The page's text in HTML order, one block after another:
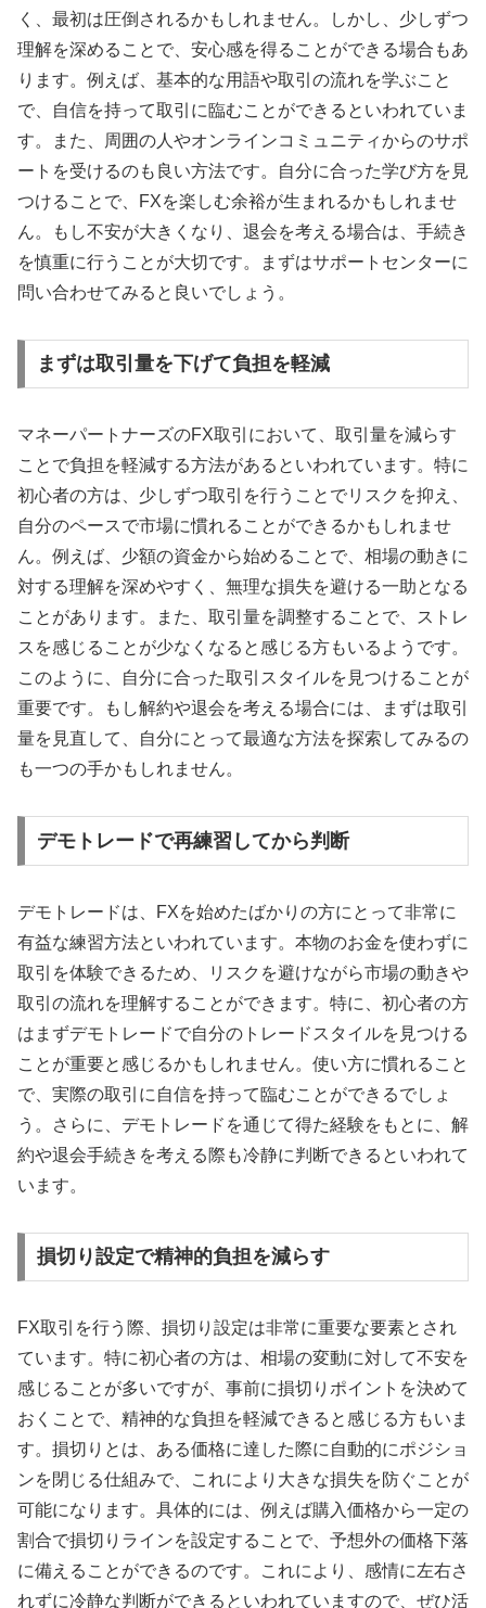
く、最初は圧倒されるかもしれません。しかし、少しずつ
理解を深めることで、安心感を得ることができる場合もあ
ります。例えば、基本的な用語や取引の流れを学ぶこと
で、自信を持って取引に臨むことができるといわれていま
す。また、周囲の人やオンラインコミュニティからのサポ
ートを受けるのも良い方法です。自分に合った学び方を見
つけることで、FXを楽しむ余裕が生まれるかもしれませ
ん。もし不安が大きくなり、退会を考える場合は、手続き
を慎重に行うことが大切です。まずはサポートセンターに
問い合わせてみると良いでしょう。
まずは取引量を下げて負担を軽減
マネーパートナーズのFX取引において、取引量を減らす
ことで負担を軽減する方法があるといわれています。特に
初心者の方は、少しずつ取引を行うことでリスクを抑え、
自分のペースで市場に慣れることができるかもしれませ
ん。例えば、少額の資金から始めることで、相場の動きに
対する理解を深めやすく、無理な損失を避ける一助となる
ことがあります。また、取引量を調整することで、ストレ
スを感じることが少なくなると感じる方もいるようです。
このように、自分に合った取引スタイルを見つけることが
重要です。もし解約や退会を考える場合には、まずは取引
量を見直して、自分にとって最適な方法を探索してみるの
も一つの手かもしれません。
デモトレードで再練習してから判断
デモトレードは、FXを始めたばかりの方にとって非常に
有益な練習方法といわれています。本物のお金を使わずに
取引を体験できるため、リスクを避けながら市場の動きや
取引の流れを理解することができます。特に、初心者の方
はまずデモトレードで自分のトレードスタイルを見つける
ことが重要と感じるかもしれません。使い方に慣れること
で、実際の取引に自信を持って臨むことができるでしょ
う。さらに、デモトレードを通じて得た経験をもとに、解
約や退会手続きを考える際も冷静に判断できるといわれて
います。
損切り設定で精神的負担を減らす
FX取引を行う際、損切り設定は非常に重要な要素とされ
ています。特に初心者の方は、相場の変動に対して不安を
感じることが多いですが、事前に損切りポイントを決めて
おくことで、精神的な負担を軽減できると感じる方もいま
す。損切りとは、ある価格に達した際に自動的にポジショ
ンを閉じる仕組みで、これにより大きな損失を防ぐことが
可能になります。具体的には、例えば購入価格から一定の
割合で損切りラインを設定することで、予想外の価格下落
に備えることができるのです。これにより、感情に左右さ
れずに冷静な判断ができるといわれていますので、ぜひ活